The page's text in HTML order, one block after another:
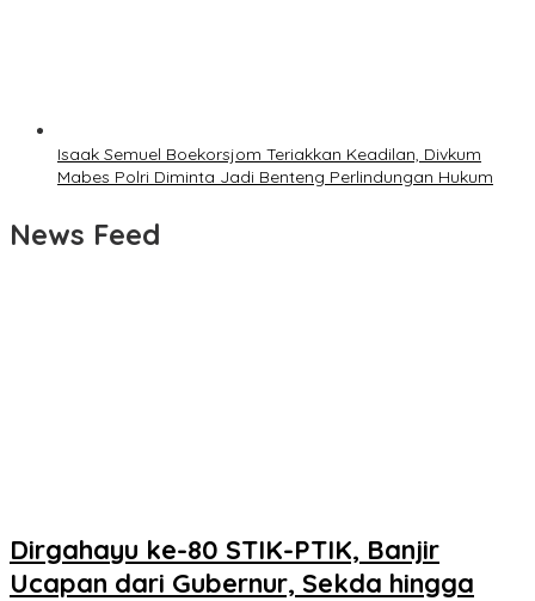
Isaak Semuel Boekorsjom Teriakkan Keadilan, Divkum
Mabes Polri Diminta Jadi Benteng Perlindungan Hukum
News Feed
Dirgahayu ke-80 STIK-PTIK, Banjir
Ucapan dari Gubernur, Sekda hingga